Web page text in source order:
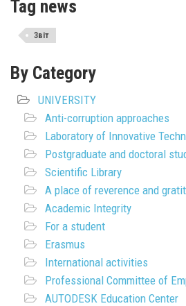
Tag news
Звіт
By Category
UNIVERSITY
Anti-corruption approaches
Laboratory of Innovative
Postgraduate and doctoral
Scientific Library
A place of reverence and
Academic Integrity
For a student
Erasmus
International activities
Professional Committee of
AUTODESK Education Center